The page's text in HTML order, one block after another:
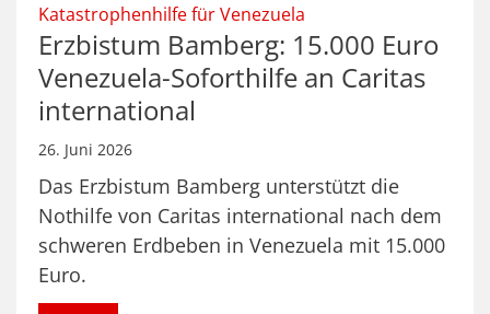
Katastrophenhilfe für Venezuela
Erzbistum Bamberg: 15.000 Euro
Venezuela-Soforthilfe an Caritas
international
26. Juni 2026
Das Erzbistum Bamberg unterstützt die
Nothilfe von Caritas international nach dem
schweren Erdbeben in Venezuela mit 15.000
Euro.